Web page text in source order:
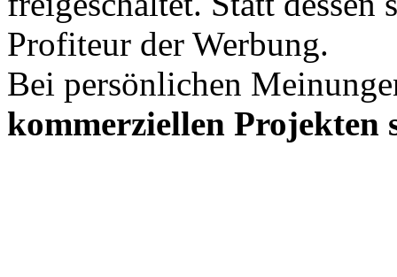
Profiteur der Werbung.
Bei persönlichen
kommerziellen Projekten